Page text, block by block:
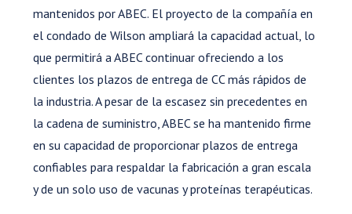
mantenidos por ABEC. El proyecto de la compañía en
el condado de Wilson ampliará la capacidad actual, lo
que permitirá a ABEC continuar ofreciendo a los
clientes los plazos de entrega de CC más rápidos de
la industria. A pesar de la escasez sin precedentes en
la cadena de suministro, ABEC se ha mantenido firme
en su capacidad de proporcionar plazos de entrega
confiables para respaldar la fabricación a gran escala
y de un solo uso de vacunas y proteínas terapéuticas.